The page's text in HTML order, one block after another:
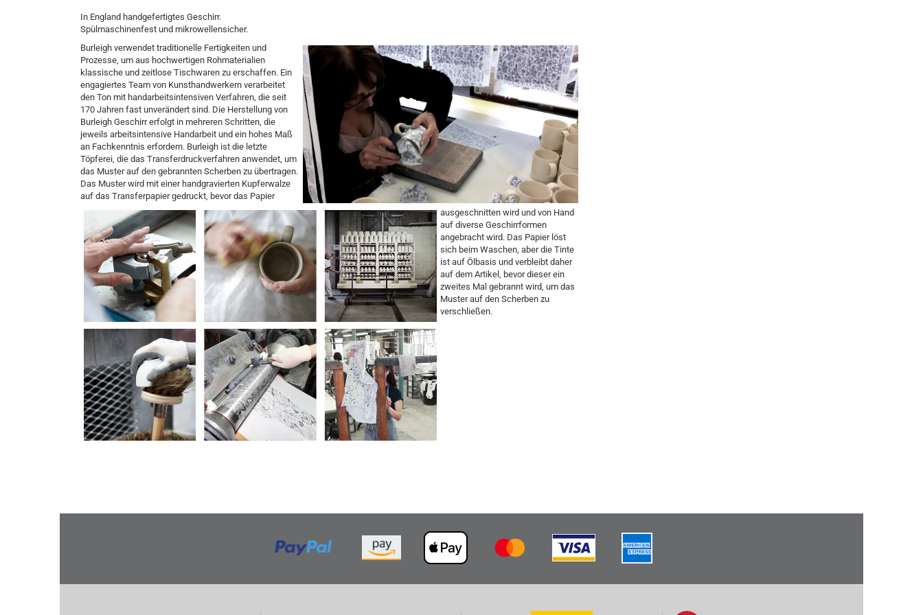
In England handgefertigtes Geschirr.
Spülmaschinenfest und mikrowellensicher.
Burleigh verwendet traditionelle Fertigkeiten und
Prozesse, um aus hochwertigen Rohmaterialien
klassische und zeitlose Tischwaren zu erschaffen. Ein
engagiertes Team von Kunsthandwerkern verarbeitet
den Ton mit handarbeitsintensiven Verfahren, die seit
170 Jahren fast unverändert sind. Die Herstellung von
Burleigh Geschirr erfolgt in mehreren Schritten, die
jeweils arbeitsintensive Handarbeit und ein hohes Maß
an Fachkenntnis erfordern. Burleigh ist die letzte
Töpferei, die das Transferdruckverfahren anwendet, um
das Muster auf den gebrannten Scherben zu übertragen.
Das Muster wird mit einer handgravierten Kupferwalze
auf das Transferpapier gedruckt, bevor das Papier
ausgeschnitten wird und von Hand
auf diverse Geschirrformen
angebracht wird. Das Papier löst
sich beim Waschen, aber die Tinte
ist auf Ölbasis und verbleibt daher
auf dem Artikel, bevor dieser ein
zweites Mal gebrannt wird, um das
Muster auf den Scherben zu
verschließen.